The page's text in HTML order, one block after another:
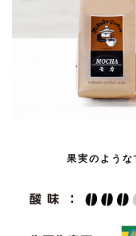
果実のような